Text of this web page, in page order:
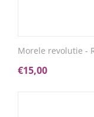
Morele revolutie -
€15,00